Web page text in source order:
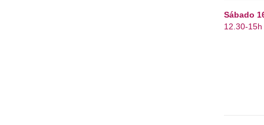
Sábado
12.30-15h